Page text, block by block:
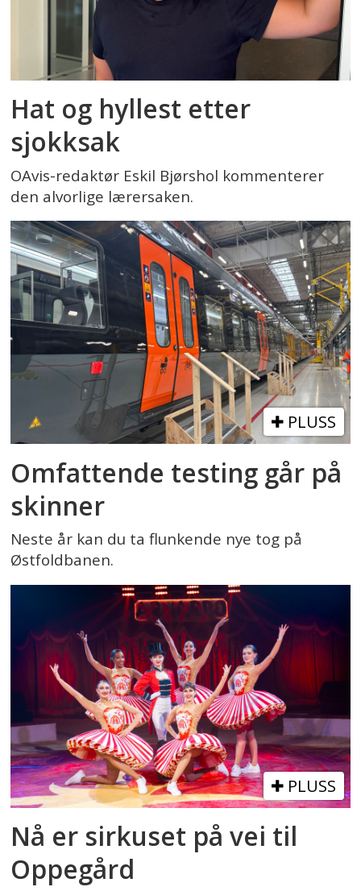
Hat og hyllest etter
sjokksak
OAvis-redaktør Eskil Bjørshol kommenterer
den alvorlige lærersaken.
PLUSS
Omfattende testing går på
skinner
Neste år kan du ta flunkende nye tog på
Østfoldbanen.
PLUSS
Nå er sirkuset på vei til
Oppegård